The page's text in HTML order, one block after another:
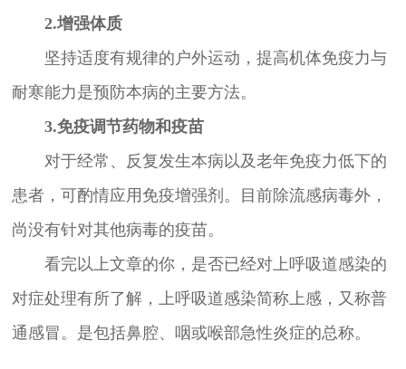
2.增强体质
坚持适度有规律的户外运动，提高机体免疫力与
耐寒能力是预防本病的主要方法。
3.免疫调节药物和疫苗
对于经常、反复发生本病以及老年免疫力低下的
患者，可酌情应用免疫增强剂。目前除流感病毒外，
尚没有针对其他病毒的疫苗。
看完以上文章的你，是否已经对上呼吸道感染的
对症处理有所了解，上呼吸道感染简称上感，又称普
通感冒。是包括鼻腔、咽或喉部急性炎症的总称。